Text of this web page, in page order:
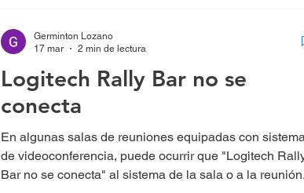
Logitech Rally Bar no se
conecta
En algunas salas de reuniones equipadas con
de videoconferencia, puede ocurrir que "Logitech
Bar no se conecta" al sistema de la sala o a la reunión.
Germinton Lozano
17 mar
2 min de lectura